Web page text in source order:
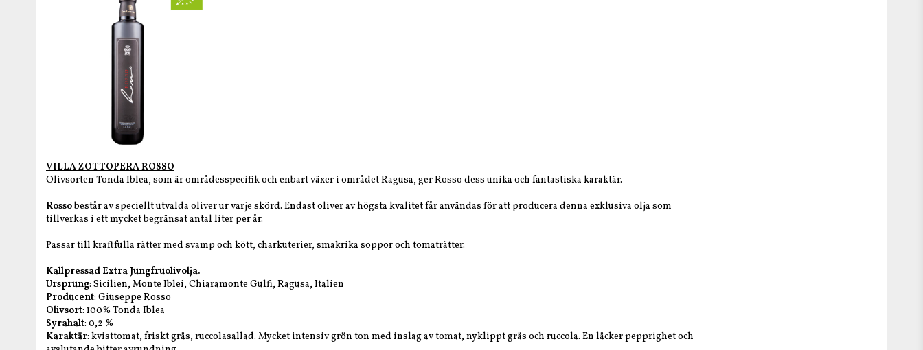
VILLA ZOTTOPERA ROSSO
Olivsorten Tonda Iblea, som är områdesspecifik och enbart växer i området Ragusa, ger Rosso dess unika och fantastiska karaktär.
Rossobestår av speciellt utvalda oliver ur varje skörd. Endast oliver av högsta kvalitet får användas för att producera denna exklusiva olja som
tillverkas i ett mycket begränsat antal liter per år.
Passar till kraftfulla rätter med svamp och kött, charkuterier, smakrika soppor och tomaträtter.
Kallpressad Extra Jungfruolivolja.
Ursprung: Sicilien, Monte Iblei, Chiaramonte Gulfi, Ragusa, Italien
Producent: Giuseppe Rosso
Olivsort: 100% Tonda Iblea
Syrahalt: 0,2 %
Karaktär: kvisttomat, friskt gräs, ruccolasallad. Mycket intensiv grön ton med inslag av tomat, nyklippt gräs och ruccola. En läcker pepprighet och